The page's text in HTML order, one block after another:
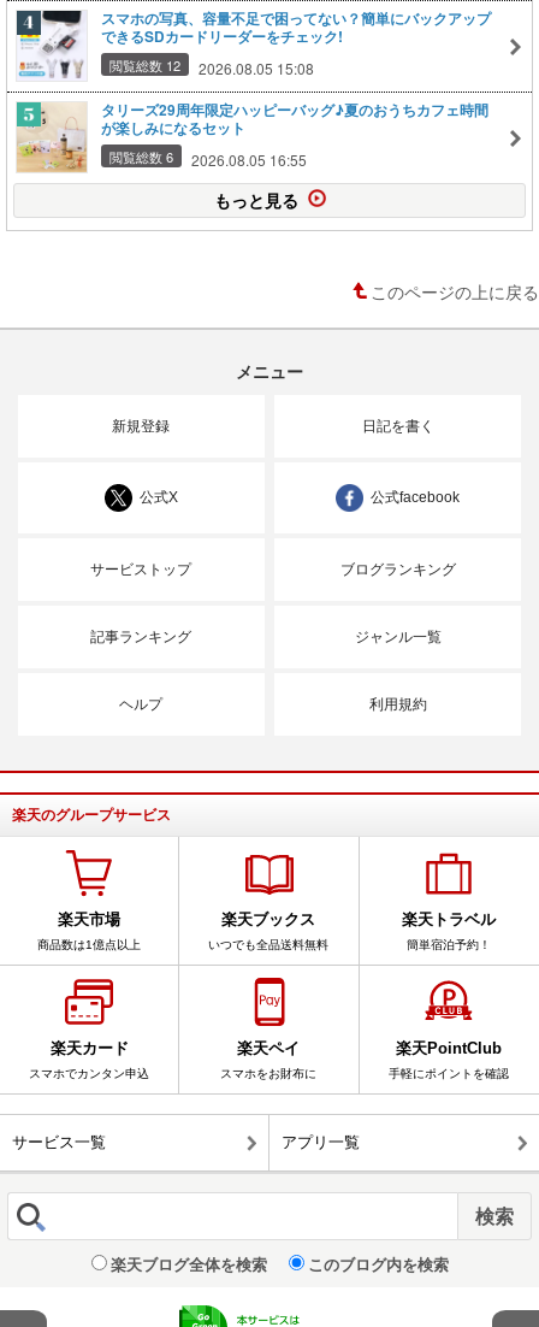
スマホの写真、容量不足で困ってない？簡単にバックアップ
できるSDカードリーダーをチェック!
閲覧総数 12 2026.08.05 15:08
タリーズ29周年限定ハッピーバッグ♪夏のおうちカフェ時間
が楽しみになるセット
閲覧総数 6 2026.08.05 16:55
もっと見る
このページの上に戻る
メニュー
新規登録 日記を書く
公式X 公式facebook
サービストップ ブログランキング
記事ランキング ジャンル一覧
ヘルプ 利用規約
楽天のグループサービス
楽天市場
商品数は1億点以上
楽天ブックス
いつでも全品送料無料
楽天トラベル
簡単宿泊予約！
楽天カード
スマホでカンタン申込
楽天ペイ
スマホをお財布に
楽天PointClub
手軽にポイントを確認
サービス一覧 アプリ一覧
楽天ブログ全体を検索 このブログ内を検索